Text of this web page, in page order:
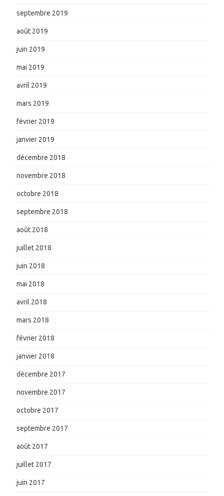
septembre 2019
août 2019
juin 2019
mai 2019
avril 2019
mars 2019
février 2019
janvier 2019
décembre 2018
novembre 2018
octobre 2018
septembre 2018
août 2018
juillet 2018
juin 2018
mai 2018
avril 2018
mars 2018
février 2018
janvier 2018
décembre 2017
novembre 2017
octobre 2017
septembre 2017
août 2017
juillet 2017
juin 2017